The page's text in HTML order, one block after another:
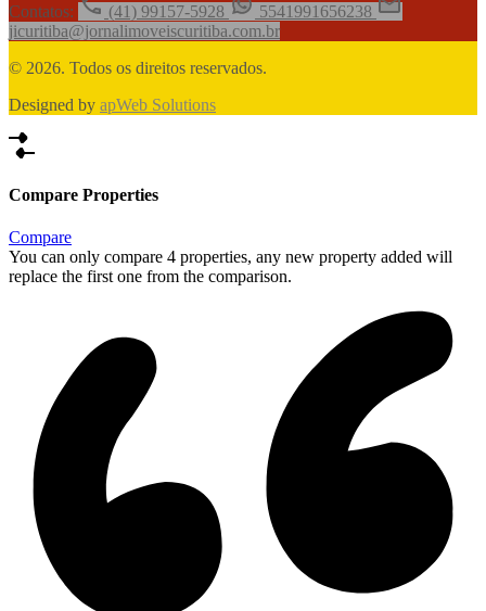
Contatos:
(41) 99157-5928
5541991656238
jicuritiba@jornalimoveiscuritiba.com.br
© 2026. Todos os direitos reservados.
Designed by apWeb Solutions
Compare Properties
Compare
You can only compare 4 properties, any new property added will
replace the first one from the comparison.